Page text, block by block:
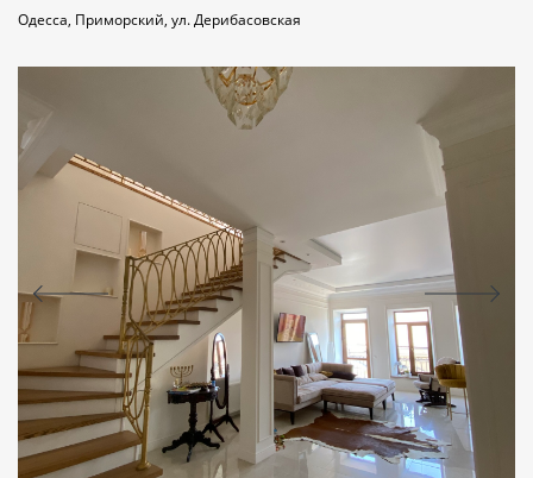
Одесса, Приморский, ул. Дерибасовская